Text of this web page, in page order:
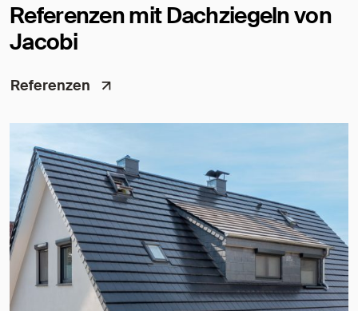
Referenzen mit Dachziegeln von
Jacobi
Referenzen